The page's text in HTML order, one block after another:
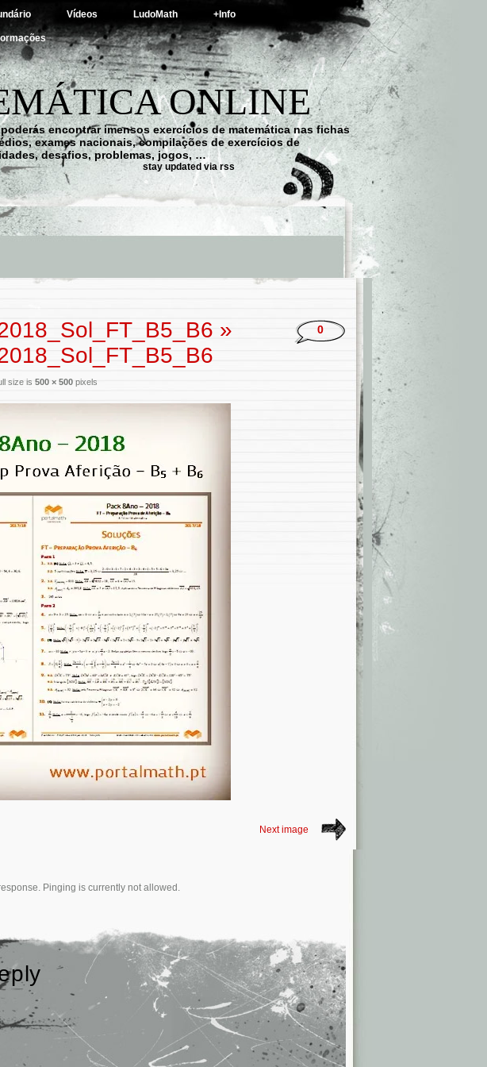
Vídeos LudoMath +Info
ONLINE
encontrar imensos exercícios de matemática nas fichas
exames nacionais, compilações de exercícios de
desafios, problemas, jogos, …
stay updated via rss
»
size is 500 × 500 pixels
0
Next image
Pinging is currently not allowed.